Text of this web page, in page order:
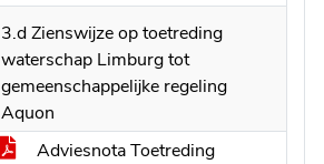
3.d Zienswijze op toetreding
waterschap Limburg tot
gemeenschappelijke regeling
Aquon
Adviesnota Toetreding